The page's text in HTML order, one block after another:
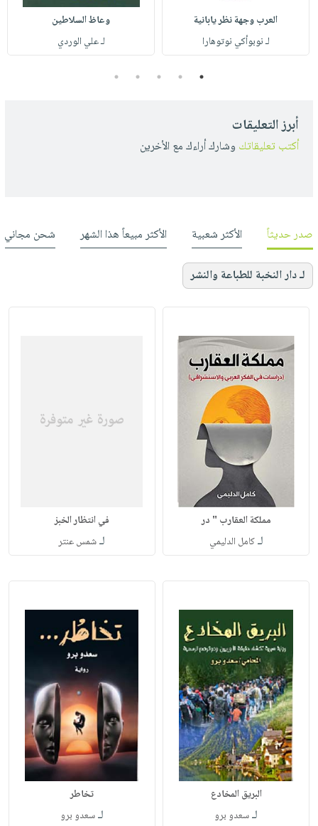
العرب وجهة نظر يابانية
لـ نوبوأكي نوتوهارا
وعاظ السلاطين
لـ علي الوردي
1
2
3
4
5
أبرز التعليقات
أكتب تعليقاتك وشارك أراءك مع الأخرين
صدر حديثاً الأكثر شعبية الأكثر مبيعاً هذا الشهر شحن مجاني
لـ دار النخبة للطباعة والنشر
مملكة العقارب " در
لـكامل الدليمي
في انتظار الخبز
لـشمس عنتر
البريق المخادع
لـسعدو برو
تخاطر
لـسعدو برو